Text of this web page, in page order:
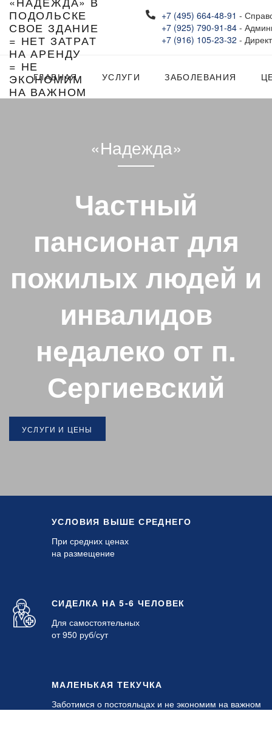
СВОЕ ЗДАНИЕ
= НЕТ ЗАТРАТ
НА АРЕНДУ
= НЕ
ЭКОНОМИМ
НА ВАЖНОМ
+7 (495) 664-48-91 -
+7 (925) 790-91-84-
+7 (916) 105-23-32 -
ГЛАВНАЯ УСЛУГИ ЗАБОЛЕВАНИЯ
«Надежда»
Частный
пансионат для
пожилых людей и
инвалидов
недалеко от п.
Сергиевский
УСЛУГИ И ЦЕНЫ
УСЛОВИЯ ВЫШЕ СРЕДНЕГО
При средних ценах
на размещение
СИДЕЛКА НА 5-6 ЧЕЛОВЕК
Для самостоятельных
от 950 руб/сут
МАЛЕНЬКАЯ ТЕКУЧКА
Заботимся о постояльцах и не экономим на важном